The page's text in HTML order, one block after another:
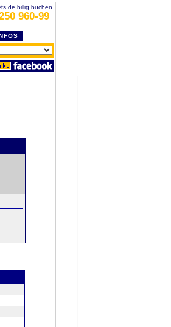
billig buchen.
960-99